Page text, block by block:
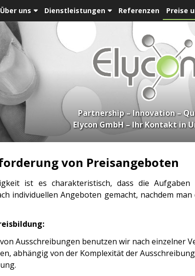
Über uns Dienstleistungen Referenzen Preise
Partnership – Innovation –
Elycon GmbH – Ihr Kontakt in
von Preisangeboten
ist es charakteristisch, dass die
individuellen Angeboten gemacht, nachdem
Ausschreibungen benutzen wir nach einzelner
abhängig von der Komplexität der